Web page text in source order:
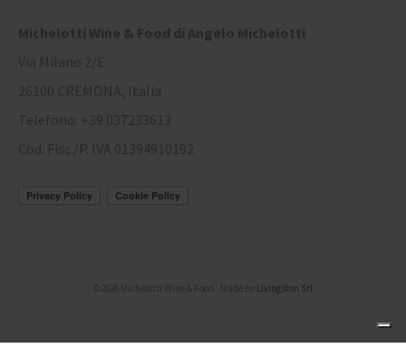
Michelotti Wine & Food di Angelo Michelotti
Via Milano 2/E
26100 CREMONA, Italia
Telefono: +39 037233613
Cod. Fisc./P. IVA 01394910192
©2026 Michelotti Wine & Food · Made by Livingston Srl